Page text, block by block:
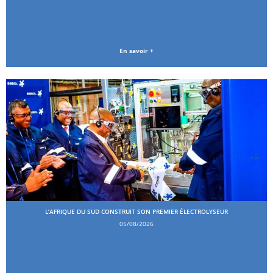
En savoir +
L’AFRIQUE DU SUD CONSTRUIT SON PREMIER ÉLECTROLYSEUR
05/08/2026